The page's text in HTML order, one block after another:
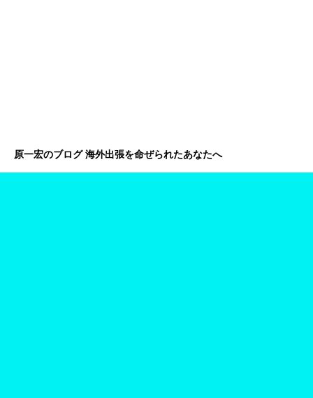
原一宏のブログ 海外出張を命ぜられたあなたへ